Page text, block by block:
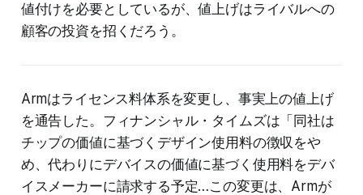
値付けを必要としているが、値上げはライバルへの
顧客の投資を招くだろう。
Armはライセンス料体系を変更し、事実上の値上げ
を通告した。フィナンシャル・タイムズは「同社は
チップの価値に基づくデザイン使用料の徴収をや
め、代わりにデバイスの価値に基づく使用料をデバ
イスメーカーに請求する予定…この変更は、Armが